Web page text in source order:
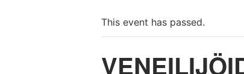
This event has passed.